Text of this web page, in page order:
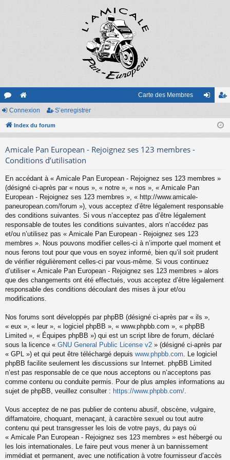
or
u
s
e
sit
Carte des Membres
nr
Connexion S’enregistrer
Index du forum
Amicale Pan European - Rejoignez ses 123 membres -
Conditions d’utilisation
En accédant à « Amicale Pan European - Rejoignez ses 123 membres »
(désigné ci-après par « nous », « notre », « nos », « Amicale Pan
European - Rejoignez ses 123 membres », « http://www.amicale-
paneuropean.com/forum »), vous acceptez d’être légalement responsable
des conditions suivantes. Si vous n’acceptez pas d’être légalement
responsable de toutes les conditions suivantes, alors n’accédez pas
et/ou n’utilisez pas « Amicale Pan European - Rejoignez ses 123
membres ». Nous pouvons modifier celles-ci à n’importe quel moment et
nous ferons tout pour que vous en soyez informé, bien qu’il soit prudent
de vérifier régulièrement celles-ci par vous-même. Si vous continuez
d’utiliser « Amicale Pan European - Rejoignez ses 123 membres » alors
que des changements ont été effectués, vous acceptez d’être légalement
responsable des conditions découlant des mises à jour et/ou
modifications.
Nos forums sont développés par phpBB (désigné ci-après par « ils »,
« eux », « leur », « logiciel phpBB », « www.phpbb.com », « phpBB
Limited », « Équipes phpBB ») qui est un script libre de forum, déclaré
sous la licence « GNU General Public License v2 » (désigné ci-après par
« GPL ») et qui peut être téléchargé depuis www.phpbb.com . Le logiciel
phpBB facilite seulement les discussions sur Internet. phpBB Limited
n’est pas responsable de ce que nous acceptons ou n’acceptons pas
comme contenu ou conduite permis. Pour de plus amples informations au
sujet de phpBB, veuillez consulter : https://www.phpbb.com/
Vous acceptez de ne pas publier de contenu abusif, obscène, vulgaire,
diffamatoire, choquant, menaçant, à caractère sexuel ou tout autre
contenu qui peut transgresser les lois de votre pays, du pays où
« Amicale Pan European - Rejoignez ses 123 membres » est hébergé ou
les lois internationales. Le faire peut vous mener à un bannissement
immédiat et permanent, avec une notification à votre fournisseur d’accès